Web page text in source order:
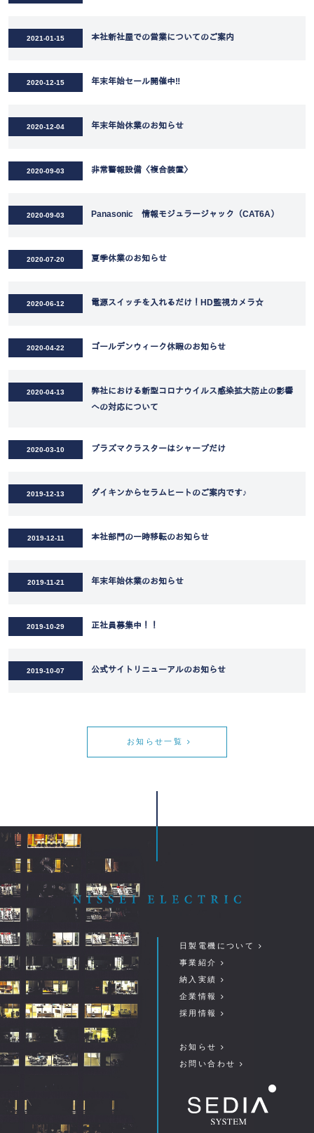
2021-01-15 本社新社屋での営業についてのご案内
2020-12-15 年末年始セール開催中‼
2020-12-04 年末年始休業のお知らせ
2020-09-03 非常警報設備〈複合装置〉
2020-09-03 Panasonic 情報モジュラージャック（CAT6A）
2020-07-20 夏季休業のお知らせ
2020-06-12 電源スイッチを入れるだけ！HD監視カメラ☆
2020-04-22 ゴールデンウィーク休暇のお知らせ
2020-04-13
弊社における新型コロナウイルス感染拡大防止の影響
への対応について
2020-03-10 プラズマクラスターはシャープだけ
2019-12-13 ダイキンからセラムヒートのご案内です♪
2019-12-11 本社部門の一時移転のお知らせ
2019-11-21 年末年始休業のお知らせ
2019-10-29 正社員募集中！！
2019-10-07 公式サイトリニューアルのお知らせ
お知らせ一覧
日製電機について
事業紹介
納入実績
企業情報
採用情報
お知らせ
お問い合わせ